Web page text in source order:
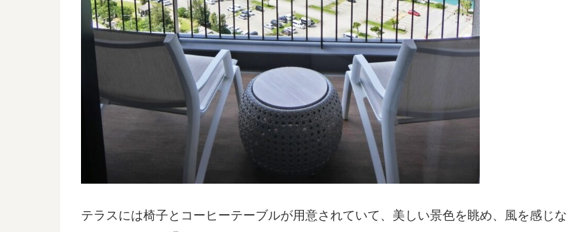
テラスには椅子とコーヒーテーブルが用意されていて、美しい景色を眺め、風を感じな